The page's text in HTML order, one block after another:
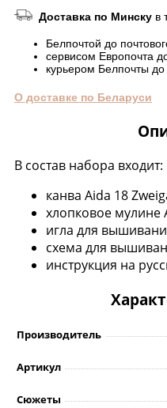
Доставка по Минску в
Белпочтой до
сервисом Европочта
курьером Белпочты
О доставке по Беларуси
В состав набора входит:
канва Aida 18
хлопковое мулине
игла для
схема для
инструкция на
Производитель
Артикул
Сюжеты